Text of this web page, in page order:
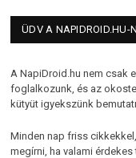
ÜDV A NAPIDROID.HU-
A NapiDroid.hu nem csak
foglalkozunk, és az
kütyüt igyekszünk
Minden nap friss
megírni, ha valami